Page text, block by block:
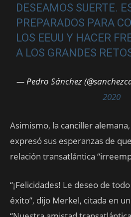
DESEAMOS SUERTE.
PREPARADOS PARA
LOS EEUU Y HACER
A LOS GRANDES
— Pedro Sánchez
2020
Asimismo, la canciller
expresó sus esperanzas de
relación transatlántica
“¡Felicidades! Le deseo de
éxito”, dijo Merkel, citada en